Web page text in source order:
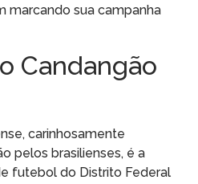
marcando sua campanha
Candangão
carinhosamente
pelos brasilienses, é a
futebol do Distrito Federal